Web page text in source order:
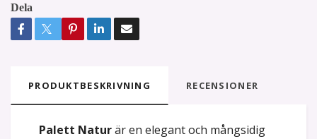
Dela
PRODUKTBESKRIVNING RECENSIONER
Palett Naturär en elegant och mångsidig